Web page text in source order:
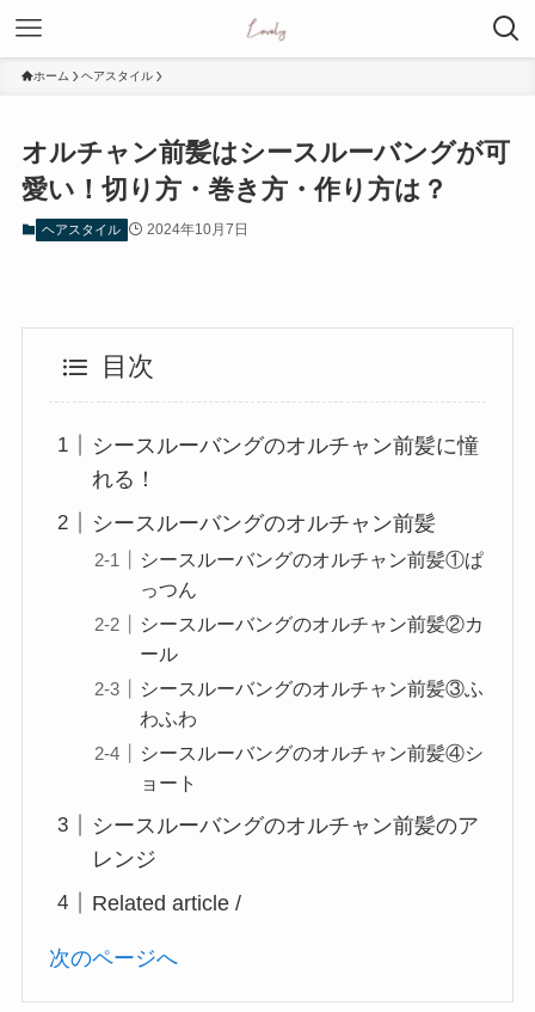
ホーム ヘアスタイル
オルチャン前髪はシースルーバングが可
愛い！切り方・巻き方・作り方は？
ヘアスタイル 2024年10月7日
目次
シースルーバングのオルチャン前髪に憧
れる！
シースルーバングのオルチャン前髪
シースルーバングのオルチャン前髪①ぱ
っつん
シースルーバングのオルチャン前髪②カ
ール
シースルーバングのオルチャン前髪③ふ
わふわ
シースルーバングのオルチャン前髪④シ
ョート
シースルーバングのオルチャン前髪のア
レンジ
Related article /
次のページへ